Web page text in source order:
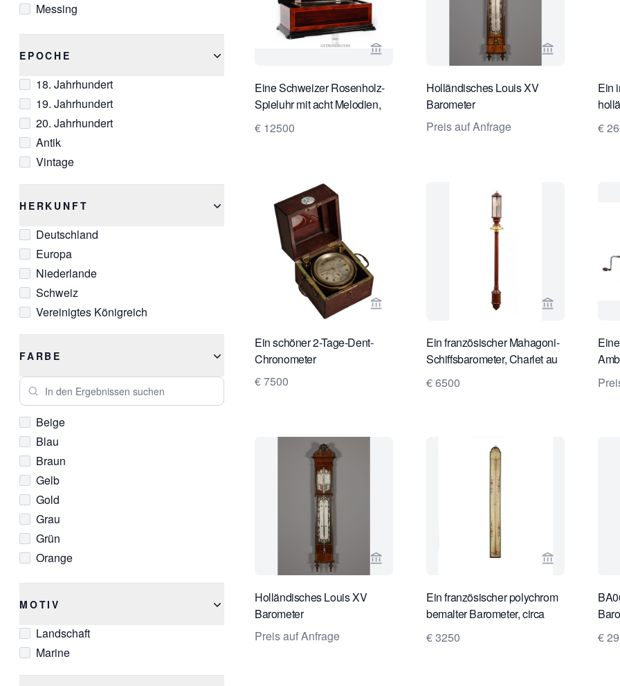
Messing
Silber
Stahl
EPOCHE
18. Jahrhundert
19. Jahrhundert
20. Jahrhundert
Antik
Vintage
HERKUNFT
Deutschland
Europa
Niederlande
Schweiz
Vereinigtes Königreich
FARBE
In den Ergebnissen suchen
Beige
Blau
Braun
Gelb
Gold
Grau
Grün
Orange
Weiß
MOTIV
Landschaft
Marine
Verkaeuferseite von Gude & Meis Antique
Eine Schweizer Rosenholz-
Spieluhr mit acht Melodien,
Rivenc um 1880.
€ 12500
Holländisches Louis XV
Barometer
Preis auf Anfrage
Ein
€
Verkaeuferseite von Toebosch Antiques ansehen
Ein schöner 2-Tage-Dent-
Chronometer
€ 7500
Ein französischer Mahagoni-
Schiffsbarometer, Charlet au
Havre, ca. 1820
€ 6500
mit
Verkaeuferseite von Kollenburg Antiquairs BV
Holländisches Louis XV
Barometer
Preis auf Anfrage
Ein französischer polychrom
bemalter Barometer, circa
1800
€ 3250 €